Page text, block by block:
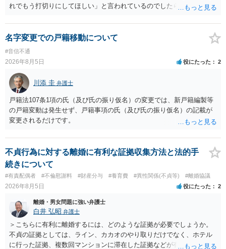
れでもう打切りにしてほしい」と言われているのでしたら、あまり結
検察庁に訴えるのもありかもしれないですが、実際に捜査をするの
は、結局所轄だと思われますので、やはり結論は変わらないかもしれ
ないです。 一度、最寄りの「刑事に強い」とうたっている弁護士に相
談してみてはいかがでしょうか。 以上、ご参考まで。
名字変更での戸籍移動について
#音信不通
2026年8月5日 役にたった 2
川添 圭 弁護士
戸籍法107条1項の氏（及び氏の振り仮名）の変更では、新戸籍編製等
の戸籍変動は発生せず、戸籍事項の氏（及び氏の振り仮名）の記載が
変更されるだけです。
不貞行為に対する離婚に有利な証拠収集方法と法的手
続きについて
#有責配偶者 #不倫慰謝料 #財産分与 #養育費 #異性関係(不貞等) #離婚協議
2026年8月5日 役にたった 2
離婚・男女問題に強い弁護士
白井 弘昭 弁護士
＞こちらに有利に離婚するには、どのような証拠が必要でしょうか。
不貞の証拠としては、ライン、カカオのやり取りだけでなく、ホテル
に行った証拠、複数回マンションに滞在した証拠などが有効です。 不